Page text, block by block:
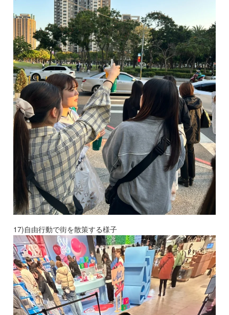
17)自由行動で街を散策する様子